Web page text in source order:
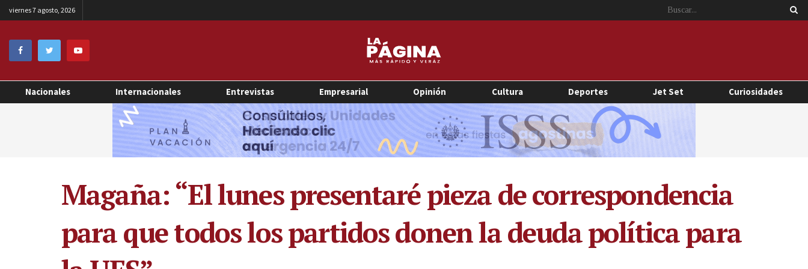
viernes 7 agosto, 2026
Nacionales Internacionales Entrevistas Empresarial Opinión Cultura Deportes Jet Set Curiosidades
Magaña: “El lunes presentaré pieza de correspondencia
para que todos los partidos donen la deuda política para